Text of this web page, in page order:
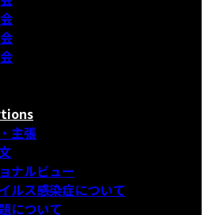
主張
ナルビュー
ルス感染症について
について